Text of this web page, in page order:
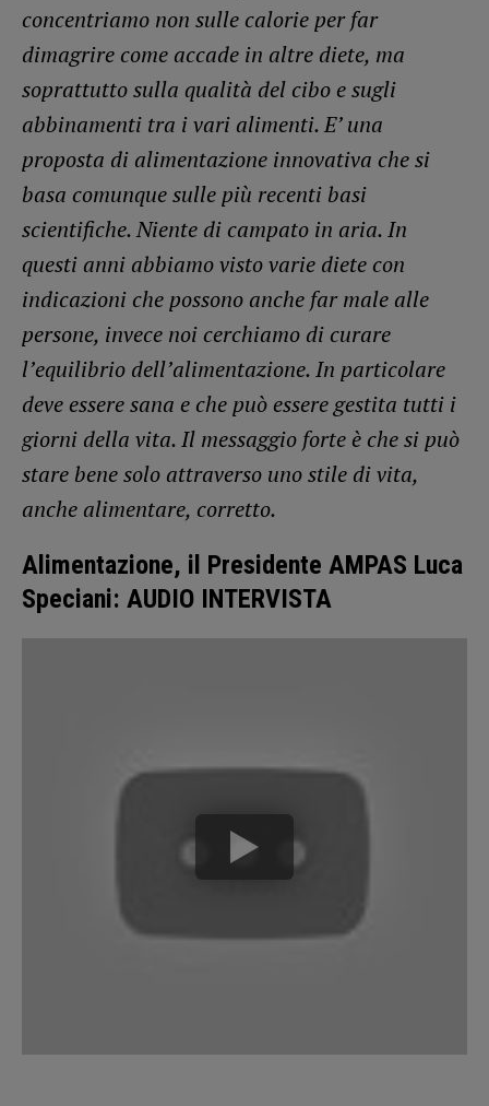
concentriamo non sulle calorie per far
dimagrire come accade in altre diete, ma
soprattutto sulla qualità del cibo e sugli
abbinamenti tra i vari alimenti. E’ una
proposta di alimentazione innovativa che si
basa comunque sulle più recenti basi
scientifiche. Niente di campato in aria. In
questi anni abbiamo visto varie diete con
indicazioni che possono anche far male alle
persone, invece noi cerchiamo di curare
l’equilibrio dell’alimentazione. In particolare
deve essere sana e che può essere gestita tutti i
giorni della vita. Il messaggio forte è che si può
stare bene solo attraverso uno stile di vita,
anche alimentare, corretto.
Alimentazione, il Presidente AMPAS Luca
Speciani: AUDIO INTERVISTA